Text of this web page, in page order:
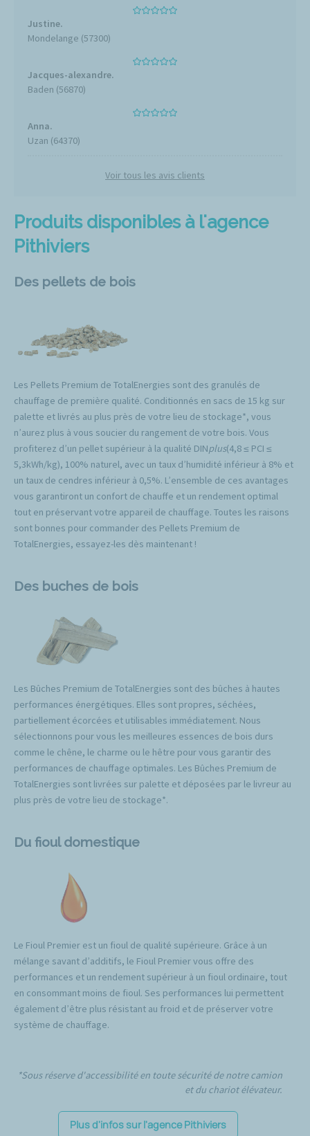
Produits disponibles à l'agence
Pithiviers
Des pellets de bois
Les Pellets Premium de TotalEnergies sont des granulés de
chauffage de première qualité. Conditionnés en sacs de 15 kg sur
palette et livrés au plus près de votre lieu de stockage*, vous
n’aurez plus à vous soucier du rangement de votre bois. Vous
profiterez d’un pellet supérieur à la qualité DINplus(4,8 ≤ PCI ≤
5,3kWh/kg), 100% naturel, avec un taux d’humidité inférieur à 8% et
un taux de cendres inférieur à 0,5%. L’ensemble de ces avantages
vous garantiront un confort de chauffe et un rendement optimal
tout en préservant votre appareil de chauffage. Toutes les raisons
sont bonnes pour commander des Pellets Premium de
TotalEnergies, essayez-les dès maintenant !
Des buches de bois
Les Bûches Premium de TotalEnergies sont des bûches à hautes
performances énergétiques. Elles sont propres, séchées,
partiellement écorcées et utilisables immédiatement. Nous
sélectionnons pour vous les meilleures essences de bois durs
comme le chêne, le charme ou le hêtre pour vous garantir des
performances de chauffage optimales. Les Bûches Premium de
TotalEnergies sont livrées sur palette et déposées par le livreur au
plus près de votre lieu de stockage*.
Du fioul domestique
Le Fioul Premier est un fioul de qualité supérieure. Grâce à un
mélange savant d’additifs, le Fioul Premier vous offre des
performances et un rendement supérieur à un fioul ordinaire, tout
en consommant moins de fioul. Ses performances lui permettent
également d’être plus résistant au froid et de préserver votre
système de chauffage.
*Sous réserve d'accessibilité en toute sécurité de notre camion
et du chariot élévateur.
Plus d'infos sur l'agence Pithiviers
Justine.
Mondelange (57300)
Jacques-alexandre.
Baden (56870)
Anna.
Uzan (64370)
Voir tous les avis clients